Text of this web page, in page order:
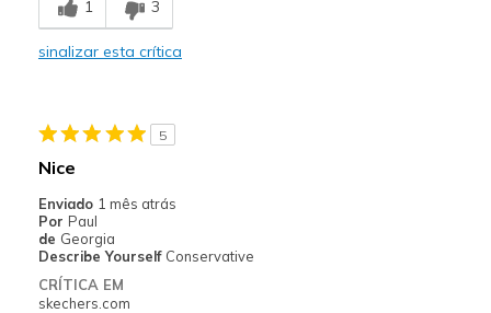
Width1 3
sinalizar esta crítica
5
Nice
Enviado 1 mês atrás
Por Paul
de Georgia
Describe Yourself Conservative
CRÍTICA EM
skechers.com